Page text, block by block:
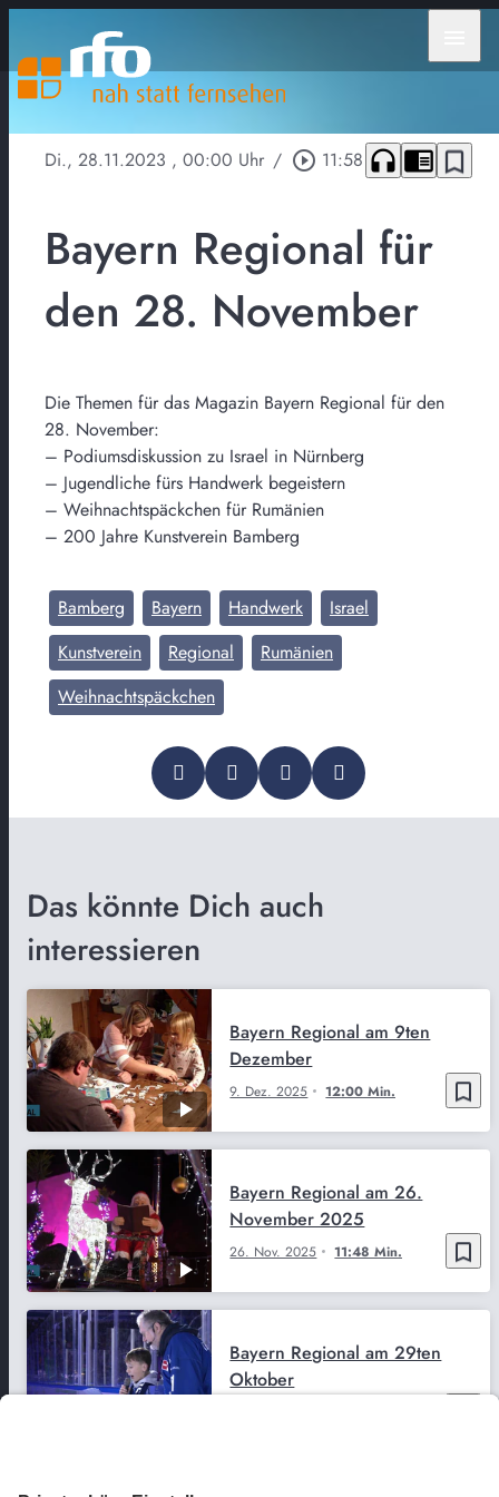
Di., 28.11.2023 , 00:00 Uhr / play_circle_outline 11:58 headphones chrome_reader_mode bookmark_border
Bayern Regional für
den 28. November
Die Themen für das Magazin Bayern Regional für den
28. November:
– Podiumsdiskussion zu Israel in Nürnberg
– Jugendliche fürs Handwerk begeistern
– Weihnachtspäckchen für Rumänien
– 200 Jahre Kunstverein Bamberg
Bamberg Bayern Handwerk
Israel
Kunstverein
Regional
Rumänien
Weihnachtspäckchen
Das könnte Dich auch
interessieren
bookmark_border
9. Dez. 2025 12:00 Min.
Bayern Regional am 9ten
Dezember
bookmark_border
26. Nov. 2025 11:48 Min.
Bayern Regional am 26.
November 2025
Bayern Regional am 29ten
Oktober